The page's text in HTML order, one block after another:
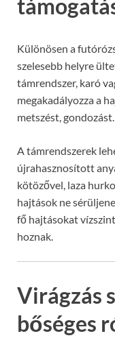
Különösen a
szelesebb helyre
támrendszer, karó
megakadályozza a
metszést, gondozást.
A támrendszerek
újrahasznosított
kötözővel, laza
hajtások ne
fő hajtásokat
hoznak.
Virágzás
bőséges